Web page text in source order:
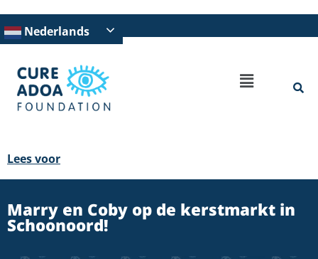
Nederlands
Lees voor
Marry en Coby op de kerstmarkt in
Schoonoord!